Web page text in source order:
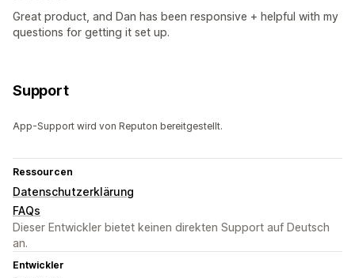
Great product, and Dan has been responsive + helpful with my
questions for getting it set up.
Support
App-Support wird von Reputon bereitgestellt.
Ressourcen
Datenschutzerklärung
FAQs
Dieser Entwickler bietet keinen direkten Support auf Deutsch
an.
Entwickler